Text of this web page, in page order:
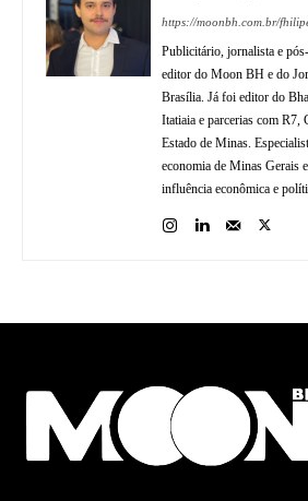
https://moonbh.com.br/
Publicitário, jornalista e
editor do Moon BH e do
Brasília. Já foi editor do
Itatiaia e parcerias com R7,
Estado de Minas.
economia de Minas Gerais
influência econômica e